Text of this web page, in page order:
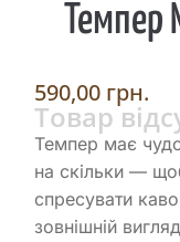
Темпер
590,00 грн.
Товар
Темпер має
на скільки —
спресувати
зовнішній